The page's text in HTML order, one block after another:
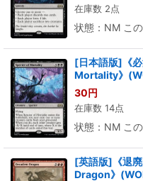
在庫数 2点
状態：NM こ
[日本語版]《
Mortality》
30円
在庫数 14点
状態：NM こ
[英語版]《退
Dragon》